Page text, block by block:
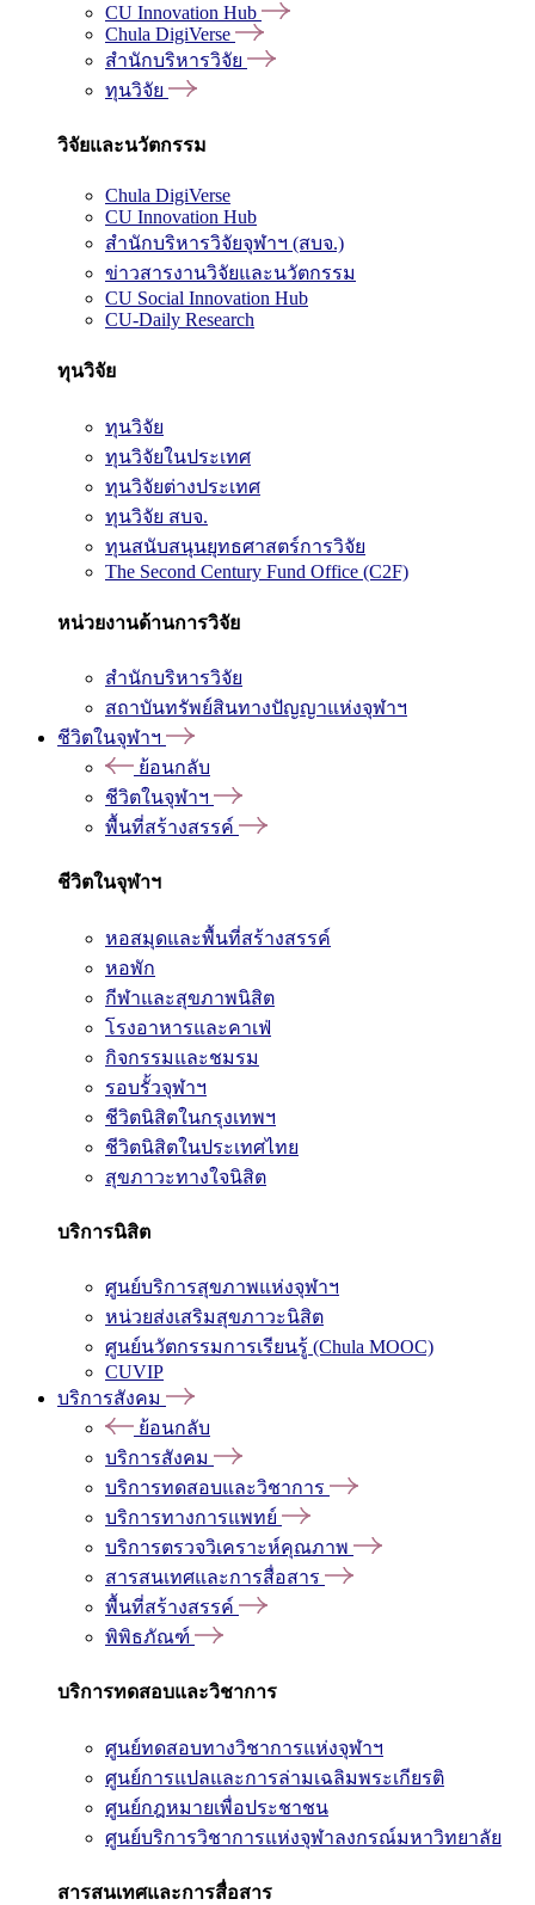
CU Innovation Hub
Chula DigiVerse
สำนักบริหารวิจัย
ทุนวิจัย
วิจัยและนวัตกรรม
Chula DigiVerse
CU Innovation Hub
สำนักบริหารวิจัยจุฬาฯ (สบจ.)
ข่าวสารงานวิจัยและนวัตกรรม
CU Social Innovation Hub
CU-Daily Research
ทุนวิจัย
ทุนวิจัย
ทุนวิจัยในประเทศ
ทุนวิจัยต่างประเทศ
ทุนวิจัย สบจ.
ทุนสนับสนุนยุทธศาสตร์การวิจัย
The Second Century Fund Office (C2F)
หน่วยงานด้านการวิจัย
สำนักบริหารวิจัย
สถาบันทรัพย์สินทางปัญญาแห่งจุฬาฯ
ชีวิตในจุฬาฯ
ย้อนกลับ
ชีวิตในจุฬาฯ
พื้นที่สร้างสรรค์
ชีวิตในจุฬาฯ
หอสมุดและพื้นที่สร้างสรรค์
หอพัก
กีฬาและสุขภาพนิสิต
โรงอาหารและคาเฟ่
กิจกรรมและชมรม
รอบรั้วจุฬาฯ
ชีวิตนิสิตในกรุงเทพฯ
ชีวิตนิสิตในประเทศไทย
สุขภาวะทางใจนิสิต
บริการนิสิต
ศูนย์บริการสุขภาพแห่งจุฬาฯ
หน่วยส่งเสริมสุขภาวะนิสิต
ศูนย์นวัตกรรมการเรียนรู้ (Chula MOOC)
CUVIP
บริการสังคม
ย้อนกลับ
บริการสังคม
บริการทดสอบและวิชาการ
บริการทางการแพทย์
บริการตรวจวิเคราะห์คุณภาพ
สารสนเทศและการสื่อสาร
พื้นที่สร้างสรรค์
พิพิธภัณฑ์
บริการทดสอบและวิชาการ
ศูนย์ทดสอบทางวิชาการแห่งจุฬาฯ
ศูนย์การแปลและการล่ามเฉลิมพระเกียรติ
ศูนย์กฎหมายเพื่อประชาชน
ศูนย์บริการวิชาการแห่งจุฬาลงกรณ์มหาวิทยาลัย
สารสนเทศและการสื่อสาร